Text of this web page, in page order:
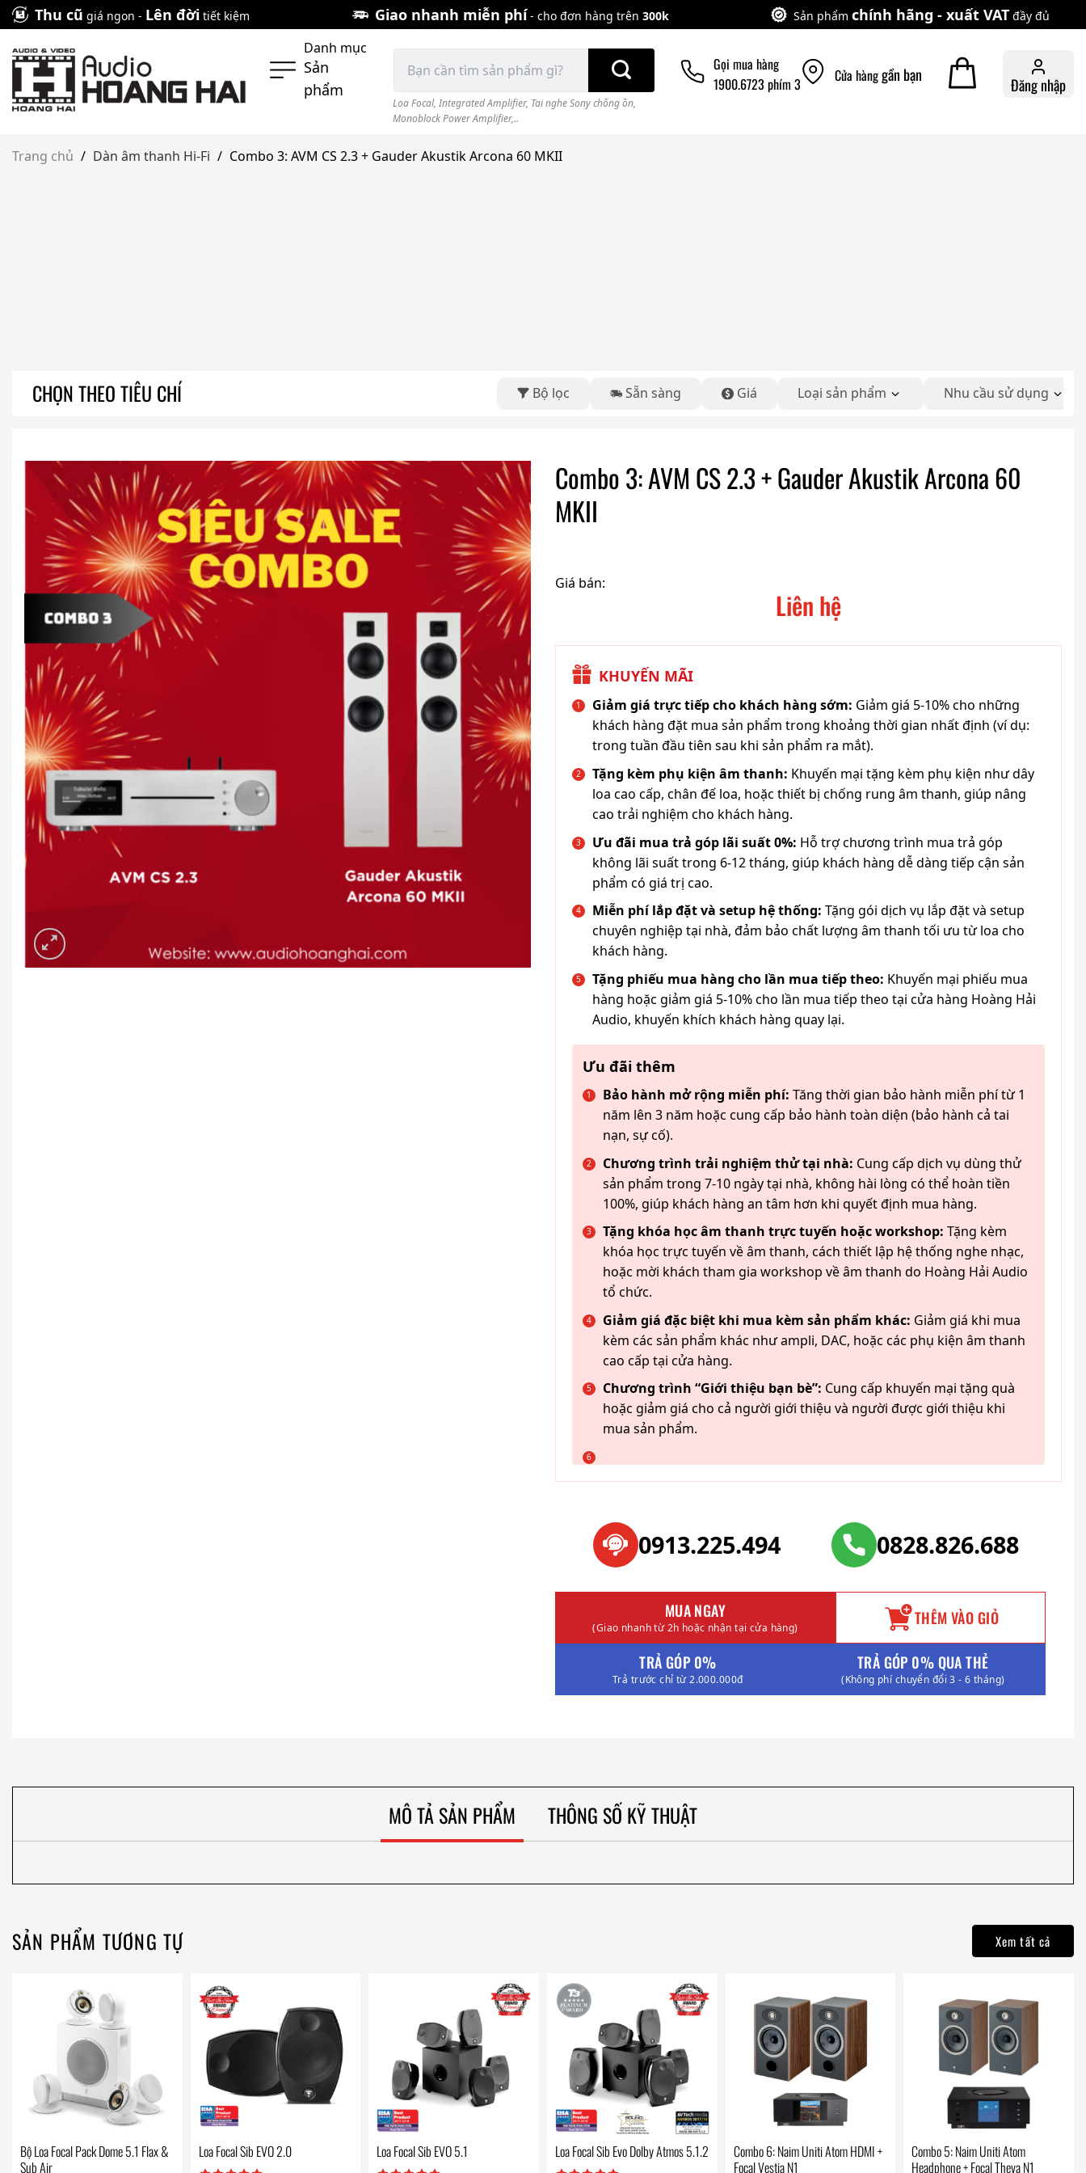
Skip
to
content
Thu cũ giá ngon - Lên đời tiết kiệm Giao nhanh miễn phí- cho đơn hàng trên 300k Sản phẩm chính hãng - xuất VAT đầy đủ
Danh mục
Sản
phẩm
kiếm:
Loa Focal, Integrated Amplifier, Tai nghe Sony chống ồn,
Monoblock Power Amplifier,..
Gọi mua hàng
1900.6723 phím 3
Cửa hànggần bạn Đăng nhập
Trang chủ / Dàn âm thanh Hi-Fi / Combo 3: AVM CS 2.3 + Gauder Akustik Arcona 60 MKII
CHỌN THEO TIÊU CHÍ Bộ lọc Sẵn sàng Giá Loại sản phẩm Nhu cầu sử dụng
Combo 3: AVM CS 2.3 + Gauder Akustik Arcona 60
MKII
Giá bán:
Liên hệ
KHUYẾN MÃI
Giảm giá trực tiếp cho khách hàng sớm: Giảm giá 5-10% cho những
khách hàng đặt mua sản phẩm trong khoảng thời gian nhất định (ví dụ:
trong tuần đầu tiên sau khi sản phẩm ra mắt).
Tặng kèm phụ kiện âm thanh: Khuyến mại tặng kèm phụ kiện như dây
loa cao cấp, chân đế loa, hoặc thiết bị chống rung âm thanh, giúp nâng
cao trải nghiệm cho khách hàng.
Ưu đãi mua trả góp lãi suất 0%: Hỗ trợ chương trình mua trả góp
không lãi suất trong 6-12 tháng, giúp khách hàng dễ dàng tiếp cận sản
phẩm có giá trị cao.
Miễn phí lắp đặt và setup hệ thống: Tặng gói dịch vụ lắp đặt và setup
chuyên nghiệp tại nhà, đảm bảo chất lượng âm thanh tối ưu từ loa cho
khách hàng.
Tặng phiếu mua hàng cho lần mua tiếp theo: Khuyến mại phiếu mua
hàng hoặc giảm giá 5-10% cho lần mua tiếp theo tại cửa hàng Hoàng Hải
Audio, khuyến khích khách hàng quay lại.
Ưu đãi thêm
Bảo hành mở rộng miễn phí: Tăng thời gian bảo hành miễn phí từ 1
năm lên 3 năm hoặc cung cấp bảo hành toàn diện (bảo hành cả tai
nạn, sự cố).
Chương trình trải nghiệm thử tại nhà: Cung cấp dịch vụ dùng thử
sản phẩm trong 7-10 ngày tại nhà, không hài lòng có thể hoàn tiền
100%, giúp khách hàng an tâm hơn khi quyết định mua hàng.
Tặng khóa học âm thanh trực tuyến hoặc workshop: Tặng kèm
khóa học trực tuyến về âm thanh, cách thiết lập hệ thống nghe nhạc,
hoặc mời khách tham gia workshop về âm thanh do Hoàng Hải Audio
tổ chức.
Giảm giá đặc biệt khi mua kèm sản phẩm khác: Giảm giá khi mua
kèm các sản phẩm khác như ampli, DAC, hoặc các phụ kiện âm thanh
cao cấp tại cửa hàng.
Chương trình “Giới thiệu bạn bè”: Cung cấp khuyến mại tặng quà
hoặc giảm giá cho cả người giới thiệu và người được giới thiệu khi
mua sản phẩm.
0913.225.494 0828.826.688
MUA NGAY
(Giao nhanh từ 2h hoặc nhận tại cửa hàng) THÊM VÀO GIỎ
TRẢ GÓP 0%
Trả trước chỉ từ 2.000.000đ
TRẢ GÓP 0% QUA THẺ
(Không phí chuyển đổi 3 - 6 tháng)
MÔ TẢ SẢN PHẨM THÔNG SỐ KỸ THUẬT
SẢN PHẨM TƯƠNG TỰ Xem tất cả
Bộ Loa Focal Pack Dome 5.1 Flax &
Sub Air
Loa Focal Sib EVO 2.0 Loa Focal Sib EVO 5.1 Loa Focal Sib Evo Dolby Atmos 5.1.2
Combo 6: Naim Uniti Atom HDMI +
Focal Vestia N1
Combo 5: Naim Uniti Atom
Headphone + Focal Theva N1